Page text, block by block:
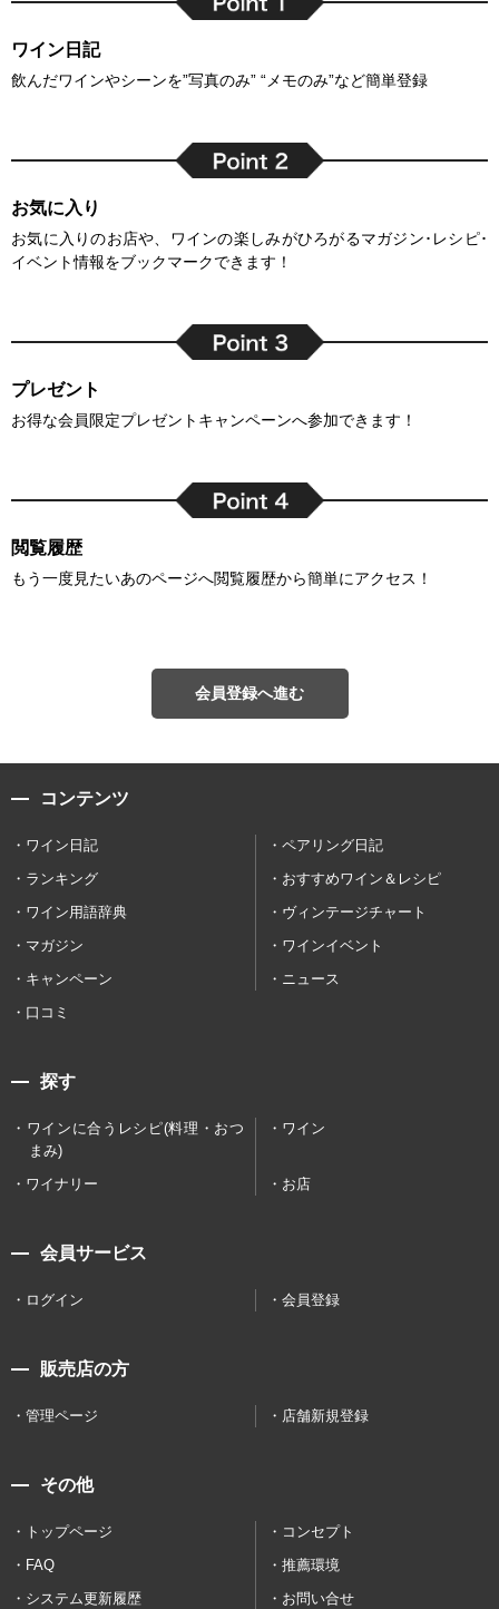
ワイン日記
飲んだワインやシーンを”写真のみ” “メモのみ”など簡単登録
お気に入り
お気に入りのお店や、ワインの楽しみがひろがるマガジン･レシピ･
イベント情報をブックマークできます！
プレゼント
お得な会員限定プレゼントキャンペーンへ参加できます！
閲覧履歴
もう一度見たいあのページへ閲覧履歴から簡単にアクセス！
会員登録へ進む
コンテンツ
ワイン日記
ペアリング日記
ランキング
おすすめワイン＆レシピ
ワイン用語辞典
ヴィンテージチャート
マガジン
ワインイベント
キャンペーン
ニュース
口コミ
探す
ワインに合うレシピ(料理・おつ
まみ)
ワイン
ワイナリー お店
会員サービス
ログイン 会員登録
販売店の方
管理ページ 店舗新規登録
その他
トップページ
コンセプト
FAQ
推薦環境
システム更新履歴
お問い合せ